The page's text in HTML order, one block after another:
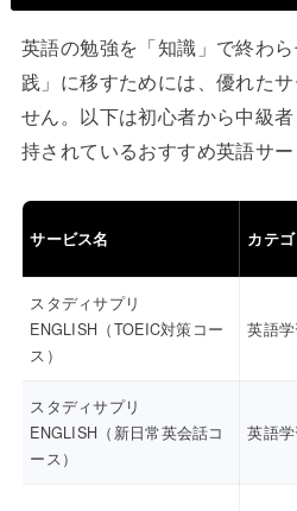
英語の勉強を「知識」で終わ
践」に移すためには、優れた
せん。以下は初心者から中級
持されているおすすめ英語サー
サービス名 カテゴ
スタディサプリ
ENGLISH（TOEIC対策コー
ス）
英語
スタディサプリ
ENGLISH（新日常英会話コ
ース）
英語